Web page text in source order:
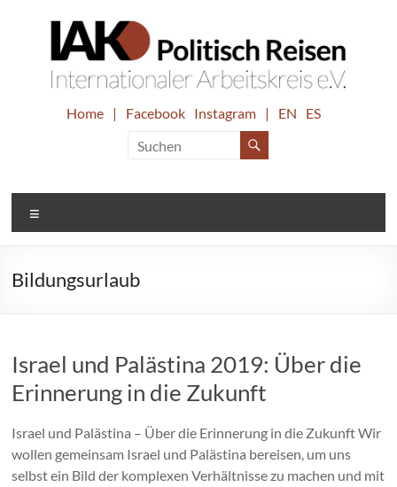
IAK.
Reisen
Internationaler
Home | Facebook Instagram | EN ES
Bildungsurlaub
Israel und Palästina 2019: Über die
Erinnerung in die Zukunft
Israel und Palästina – Über die Erinnerung in die Zukunft Wir
wollen gemeinsam Israel und Palästina bereisen, um uns
selbst ein Bild der komplexen Verhältnisse zu machen und mit